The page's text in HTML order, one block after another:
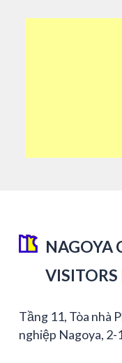
NAGOYA
VISITORS
Tầng 11, Tòa nhà
nghiệp Nagoya, 2-